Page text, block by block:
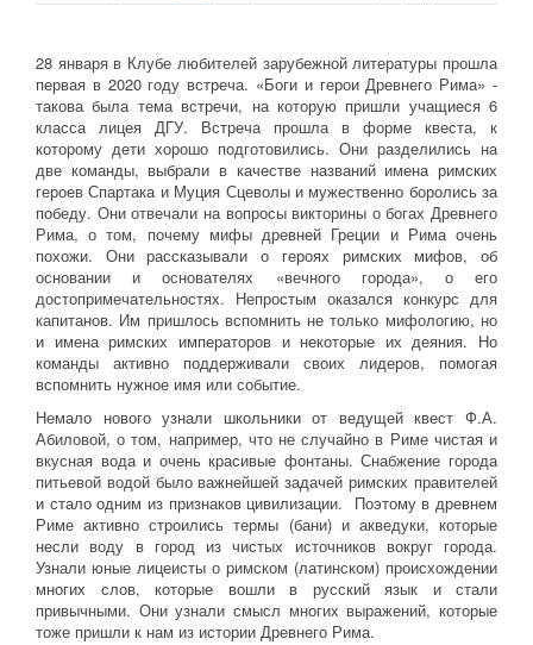
28 января в Клубе любителей зарубежной литературы прошла
первая в 2020 году встреча. «Боги и герои Древнего Рима» -
такова была тема встречи, на которую пришли учащиеся 6
класса лицея ДГУ. Встреча прошла в форме квеста, к
которому дети хорошо подготовились. Они разделились на
две команды, выбрали в качестве названий имена римских
героев Спартака и Муция Сцеволы и мужественно боролись за
победу. Они отвечали на вопросы викторины о богах Древнего
Рима, о том, почему мифы древней Греции и Рима очень
похожи. Они рассказывали о героях римских мифов, об
основании и основателях «вечного города», о его
достопримечательностях. Непростым оказался конкурс для
капитанов. Им пришлось вспомнить не только мифологию, но
и имена римских императоров и некоторые их деяния. Но
команды активно поддерживали своих лидеров, помогая
вспомнить нужное имя или событие.
Немало нового узнали школьники от ведущей квест Ф.А.
Абиловой, о том, например, что не случайно в Риме чистая и
вкусная вода и очень красивые фонтаны. Снабжение города
питьевой водой было важнейшей задачей римских правителей
и стало одним из признаков цивилизации. Поэтому в древнем
Риме активно строились термы (бани) и акведуки, которые
несли воду в город из чистых источников вокруг города.
Узнали юные лицеисты о римском (латинском) происхождении
многих слов, которые вошли в русский язык и стали
привычными. Они узнали смысл многих выражений, которые
тоже пришли к нам из истории Древнего Рима.